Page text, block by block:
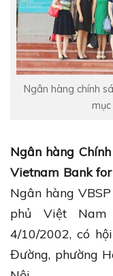
Ngân hàng chính
Ngân hàng
Vietnam Bank
Ngân hàng
phủ Việt
4/10/2002, có
Đường, phường